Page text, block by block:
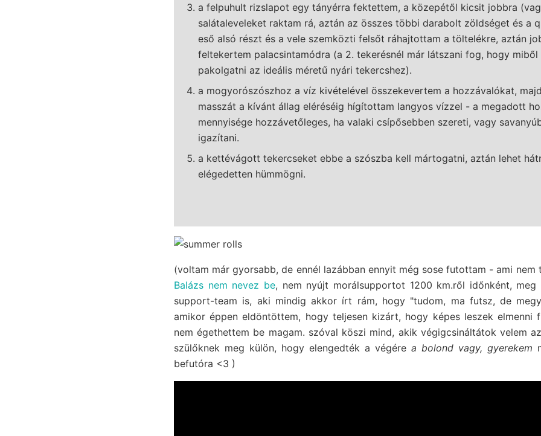
a felpuhult rizslapot egy tányérra fektettem, a közepétől kicsit jobbra
salátaleveleket raktam rá, aztán az összes többi darabolt zöldséget és a
eső alsó részt és a vele szemközti felsőt ráhajtottam a töltelékre, aztán
feltekertem palacsintamódra (a 2. tekerésnél már látszani fog, hogy miből
pakolgatni az ideális méretű nyári tekercshez).
a mogyorószószhoz a víz kivételével összekevertem a hozzávalókat,
masszát a kívánt állag eléréséig hígítottam langyos vízzel - a megadott
mennyisége hozzávetőleges, ha valaki csípősebben szereti, vagy
igazítani.
a kettévágott tekercseket ebbe a szószba kell mártogatni, aztán lehet
elégedetten hümmögni.
(voltam már gyorsabb, de ennél lazábban ennyit még sose futottam - ami nem
Balázs nem nevez be, nem nyújt morálsupportot 1200 km.ről időnként,
support-team is, aki mindig akkor írt rám, hogy "tudom, ma futsz, de
amikor éppen eldöntöttem, hogy teljesen kizárt, hogy képes leszek elmenni
nem égethettem be magam. szóval köszi mind, akik végigcsináltátok velem
szülőknek meg külön, hogy elengedték a végére a bolond vagy, gyerekem
befutóra <3 )